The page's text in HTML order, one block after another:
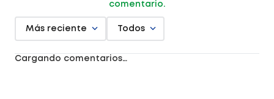
comentario.
Más reciente Todos
Cargando comentarios…